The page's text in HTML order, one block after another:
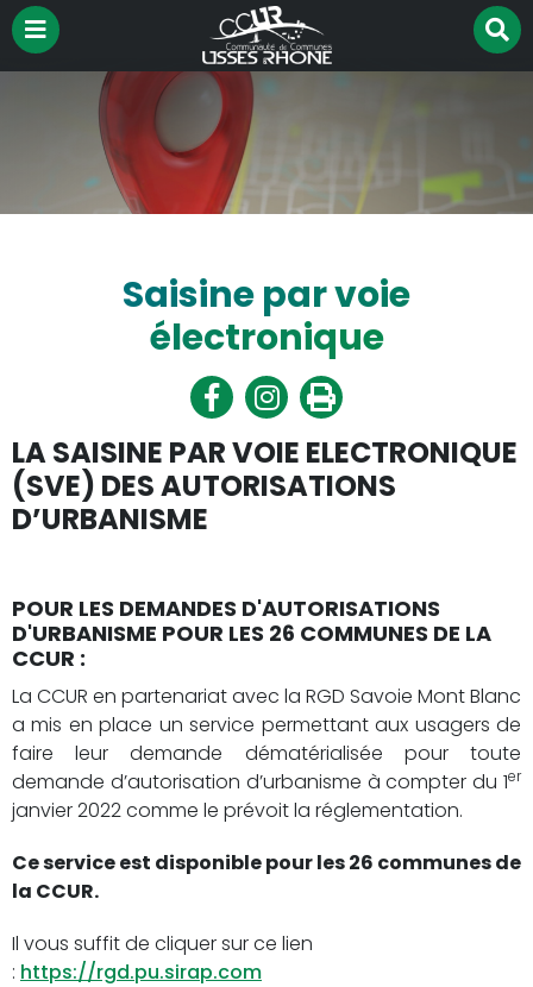
Aller à la recherche
Menu
le
Saisine par voie
électronique
Partager
sur
Facebook
Partager
sur
Twitter
Imprimer
LA SAISINE PAR VOIE ELECTRONIQUE
(SVE) DES AUTORISATIONS
D’URBANISME
POUR LES DEMANDES D'AUTORISATIONS
D'URBANISME POUR LES 26 COMMUNES DE LA
CCUR :
La CCUR en partenariat avec la RGD Savoie Mont Blanc
a mis en place un service permettant aux usagers de
faire leur demande dématérialisée pour toute
demande d’autorisation d’urbanisme à compter du 1er
janvier 2022 comme le prévoit la réglementation.
Ce service est disponible pour les 26 communes de
la CCUR.
Il vous suffit de cliquer sur ce lien
: https://rgd.pu.sirap.com